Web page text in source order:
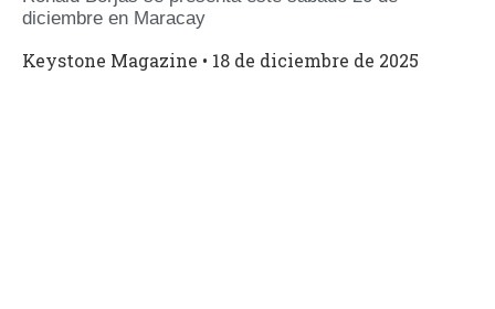
diciembre en Maracay
Keystone Magazine 18 de diciembre de 2025